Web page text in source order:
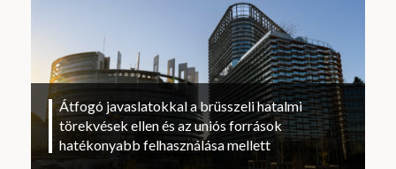
Átfogó javaslatokkal a brüsszeli hatalmi
törekvések ellen és az uniós források
hatékonyabb felhasználása mellett